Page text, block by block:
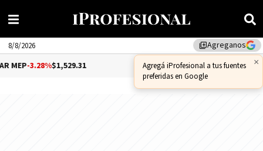
library_addAgreganos
×
Agregá iProfesional a tus fuentes
preferidas en Google
8/8/2026
-3.28%$1,529.31 DÓLAR CCL-1.25%$1,556.14